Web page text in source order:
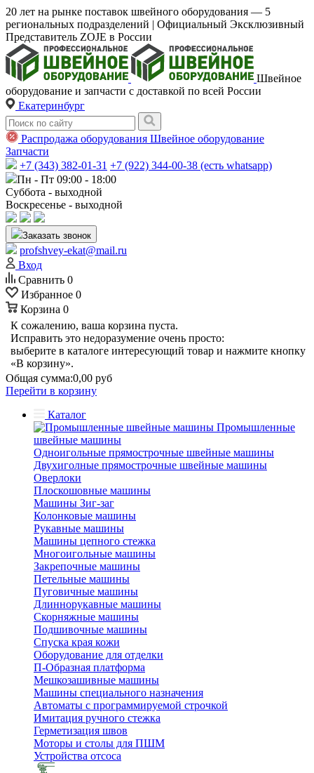
20 лет на рынке поставок швейного оборудования — 5
региональных подразделений | Официальный Эксклюзивный
Представитель ZOJE в России
Швейное
оборудование и запчасти с доставкой по всей России
Екатеринбург
Распродажа оборудования Швейное оборудование
Запчасти
+7 (343) 382-01-31 +7 (922) 344-00-38 (есть whatsapp)
Пн - Пт 09:00 - 18:00
Суббота - выходной
Воскресенье - выходной
Заказать звонок
profshvey-ekat@mail.ru
Вход
Сравнить 0
Избранное 0
Корзина 0
К сожалению, ваша корзина пуста.
Исправить это недоразумение очень просто:
выберите в каталоге интересующий товар и нажмите кнопку
«В корзину».
Общая сумма:0,00 руб
Перейти в корзину
Каталог
Промышленные
швейные машины
Одноигольные прямострочные швейные машины
Двухиголные прямострочные швейные машины
Оверлоки
Плоскошовные машины
Машины Зиг-заг
Колонковые машины
Рукавные машины
Машины цепного стежка
Многоигольные машины
Закрепочные машины
Петельные машины
Пуговичные машины
Длиннорукавные машины
Скорняжные машины
Подшивочные машины
Спуска края кожи
Оборудование для отделки
П-Образная платформа
Мешкозашивные машины
Машины специального назначения
Автоматы с программируемой строчкой
Имитация ручного стежка
Герметизация швов
Моторы и столы для ПШМ
Устройства отсоса